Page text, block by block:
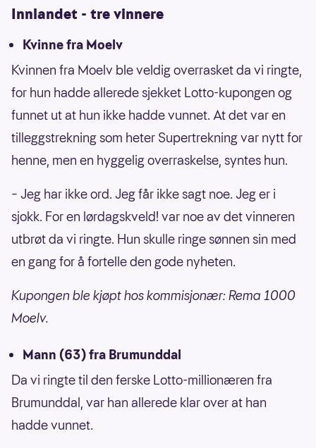
Innlandet - tre vinnere
Kvinne fra Moelv
Kvinnen fra Moelv ble veldig overrasket da vi ringte,
for hun hadde allerede sjekket Lotto-kupongen og
funnet ut at hun ikke hadde vunnet. At det var en
tilleggstrekning som heter Supertrekning var nytt for
henne, men en hyggelig overraskelse, syntes hun.
– Jeg har ikke ord. Jeg får ikke sagt noe. Jeg er i
sjokk. For en lørdagskveld! var noe av det vinneren
utbrøt da vi ringte. Hun skulle ringe sønnen sin med
en gang for å fortelle den gode nyheten.
Kupongen ble kjøpt hos kommisjonær: Rema 1000
Moelv.
Mann (63) fra Brumunddal
Da vi ringte til den ferske Lotto-millionæren fra
Brumunddal, var han allerede klar over at han
hadde vunnet.